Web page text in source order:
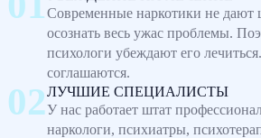
Современные наркотики не дают
осознать весь ужас проблемы.
психологи убеждают его
соглашаются.
ЛУЧШИЕ СПЕЦИАЛИСТЫ
У нас работает штат
наркологи, психиатры,